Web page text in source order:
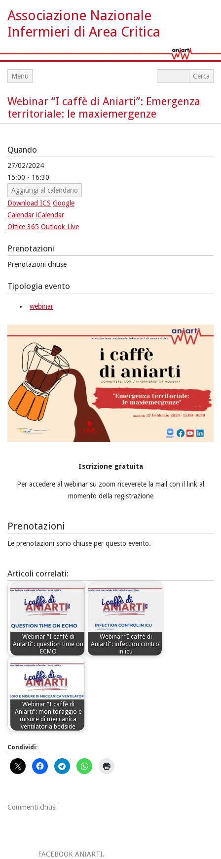
Associazione Nazionale
Infermieri di Area Critica
Menu
Webinar “I caffè di Aniarti”: Emergenza
territoriale: le maxiemergenze
Quando
27/02/2024
15:00 - 16:30
Aggiungi al calendario
Download ICS Google
Calendar iCalendar
Office 365 Outlook Live
Prenotazioni
Prenotazioni chiuse
Tipologia evento
webinar
Iscrizione gratuita
Per accedere al webinar su zoom riceverete la mail con il link al
momento della registrazione
Prenotazioni
Le prenotazioni sono chiuse per questo evento.
Articoli correlati:
Webinar “I caffè di
Aniarti”: question time on
ECMO
Webinar “I caffè di
Aniarti”: infection control
in icu
Webinar “I caffè di
Aniarti”: monitoraggio e
misure di meccanica
ventilatoria bedside
Condividi:
Commenti chiusi
FACEBOOK ANIARTI.